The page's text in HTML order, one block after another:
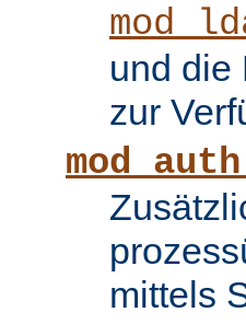
und die
zur
mittels